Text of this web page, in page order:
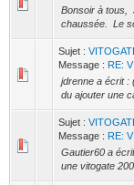
Bonsoir à tous,
chaussée. Le
Sujet :
Message : RE:
jdrenne a écrit :
du ajouter une
Sujet :
Message : RE:
Gautier60 a
une vitogate